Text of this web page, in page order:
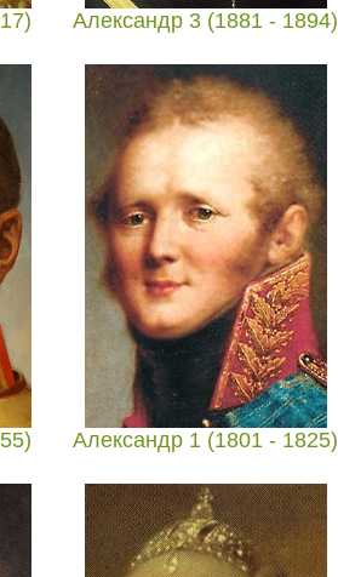
Александр 3 (1881 - 1894)
Александр 1 (1801 - 1825)